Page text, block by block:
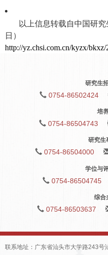
以上信息转载自中国研
日）
http://yz.chsi.com.cn/kyzx/
研究生
0754-86502424
培
0754-86504743
研究生
0754-86504000
学位与
0754-86504745
综合
0754-86503637
联系地址：广东省汕头市大学路243号